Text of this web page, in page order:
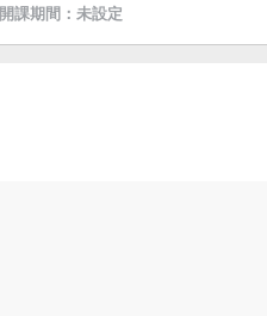
開課期間：未設定